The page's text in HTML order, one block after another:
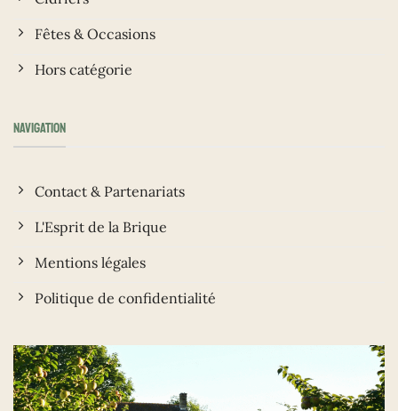
Fêtes & Occasions
Hors catégorie
NAVIGATION
Contact & Partenariats
L'Esprit de la Brique
Mentions légales
Politique de confidentialité